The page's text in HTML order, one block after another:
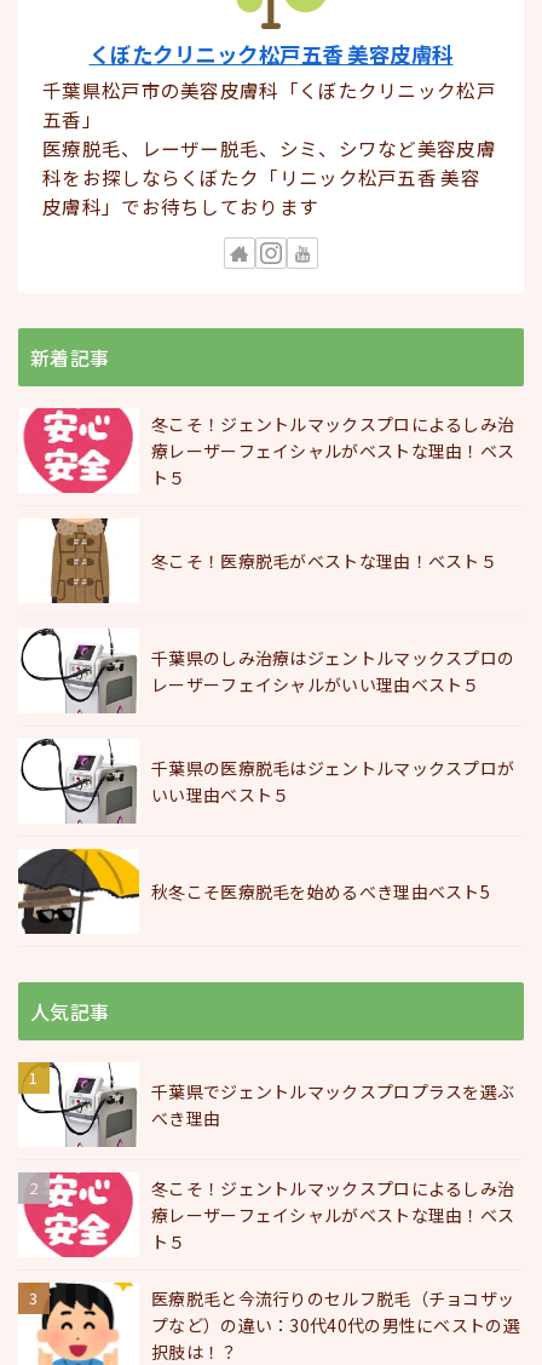
くぼたクリニック松戸五香 美容皮膚科
千葉県松戸市の美容皮膚科「くぼたクリニック松戸
五香」
医療脱毛、レーザー脱毛、シミ、シワなど美容皮膚
科をお探しならくぼたク「リニック松戸五香 美容
皮膚科」でお待ちしております
新着記事
冬こそ！ジェントルマックスプロによるしみ治
療レーザーフェイシャルがベストな理由！ベス
ト５
冬こそ！医療脱毛がベストな理由！ベスト５
千葉県のしみ治療はジェントルマックスプロの
レーザーフェイシャルがいい理由ベスト５
千葉県の医療脱毛はジェントルマックスプロが
いい理由ベスト５
秋冬こそ医療脱毛を始めるべき理由ベスト5
人気記事
千葉県でジェントルマックスプロプラスを選ぶ
べき理由
冬こそ！ジェントルマックスプロによるしみ治
療レーザーフェイシャルがベストな理由！ベス
ト５
医療脱毛と今流行りのセルフ脱毛（チョコザッ
プなど）の違い：30代40代の男性にベストの選
択肢は！？